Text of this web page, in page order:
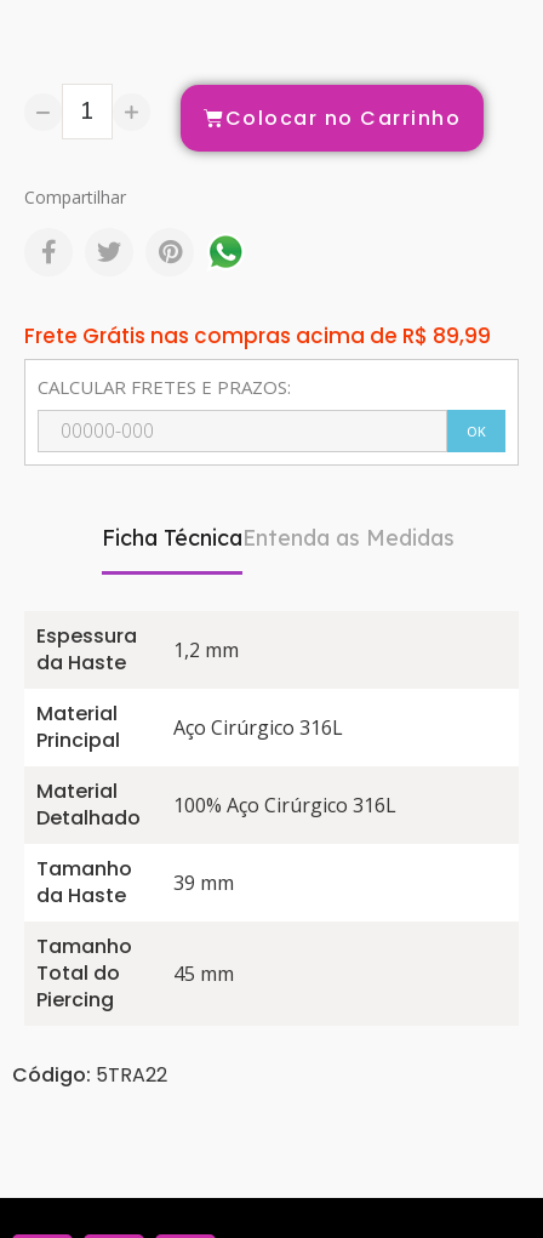
Colocar no Carrinho
Compartilhar
Frete Grátis nas compras acima de R$ 89,99
CALCULAR FRETES E PRAZOS:
OK
Ficha TécnicaEntenda as Medidas
Espessura
da Haste
1,2 mm
Material
Principal
Aço Cirúrgico 316L
Material
Detalhado
100% Aço Cirúrgico 316L
Tamanho
da Haste
39 mm
Tamanho
Total do
Piercing
45 mm
Código: 5TRA22